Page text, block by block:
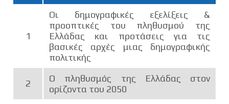
1
Οι δημογραφικές εξελίξεις &
προοπτικές του πληθυσμού της
Ελλάδας και προτάσεις για τις
βασικές αρχές μιας δημογραφικής
πολιτικής
2
Ο πληθυσμός της Ελλάδας στον
ορίζοντα του 2050